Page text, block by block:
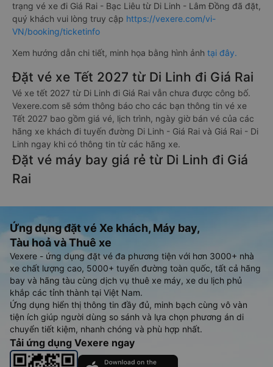
trạng vé xe đi Giá Rai - Bạc Liêu từ Di Linh - Lâm Đồng đã đặt,
quý khách vui lòng truy cập https://vexere.com/vi-
VN/booking/ticketinfo
Xem hướng dẫn chi tiết, minh họa bằng hình ảnh tại đây.
Đặt vé xe Tết 2027 từ Di Linh đi Giá Rai
Vé xe tết 2027 từ Di Linh đi Giá Rai vẫn chưa được công bố.
Vexere.com sẽ sớm thông báo cho các bạn thông tin vé xe
Tết 2027 bao gồm giá vé, lịch trình, ngày giờ bán vé của các
hãng xe khách đi tuyến đường Di Linh - Giá Rai và Giá Rai - Di
Linh ngay khi có thông tin từ các hãng xe.
Đặt vé máy bay giá rẻ từ Di Linh đi Giá
Rai
Ứng dụng đặt vé Xe khách, Máy bay,
Tàu hoả và Thuê xe
Vexere - ứng dụng đặt vé đa phương tiện với hơn 3000+ nhà
xe chất lượng cao, 5000+ tuyến đường toàn quốc, tất cả hãng
bay và hãng tàu cùng dịch vụ thuê xe máy, xe du lịch phủ
khắp các tỉnh thành tại Việt Nam.
Ứng dụng hiển thị thông tin đầy đủ, minh bạch cùng vô vàn
tiện ích giúp người dùng so sánh và lựa chọn phương án di
chuyển tiết kiệm, nhanh chóng và phù hợp nhất.
Tải ứng dụng Vexere ngay